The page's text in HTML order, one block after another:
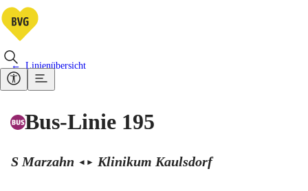
Linienübersicht
Bus-Linie 195
S Marzahn ◄ ► Klinikum Kaulsdorf